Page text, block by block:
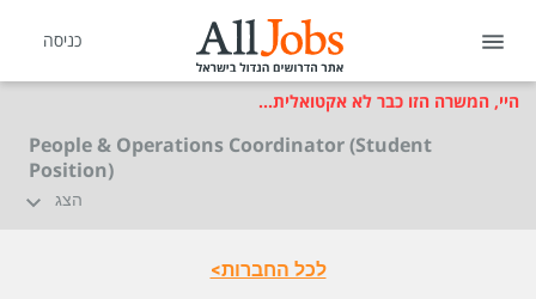
כניסה
היי, המשרה הזו כבר לא אקטואלית...
People & Operations Coordinator (Student
Position)
הצג
לכל החברות>